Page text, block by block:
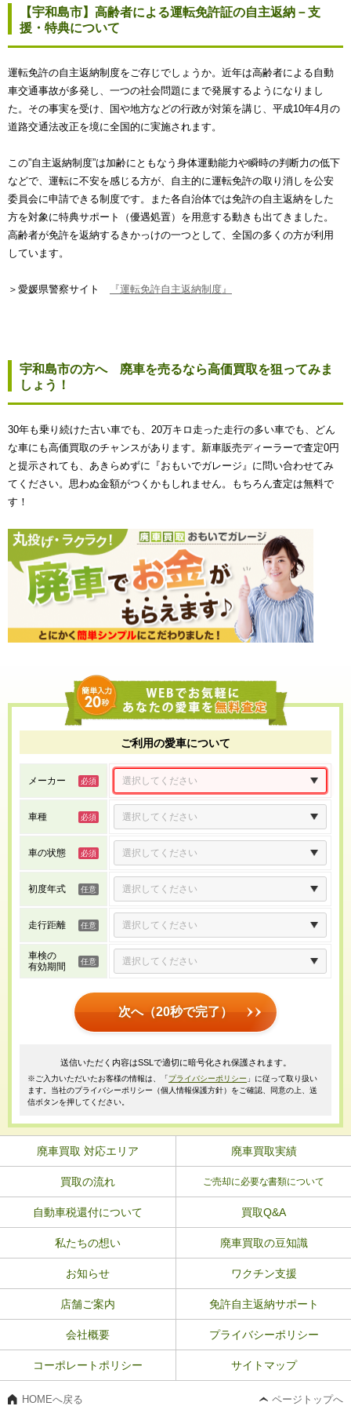
【宇和島市】高齢者による運転免許証の自主返納－支
援・特典について
運転免許の自主返納制度をご存じでしょうか。近年は高齢者による自動
車交通事故が多発し、一つの社会問題にまで発展するようになりまし
た。その事実を受け、国や地方などの行政が対策を講じ、平成10年4月の
道路交通法改正を境に全国的に実施されます。
この”自主返納制度”は加齢にともなう身体運動能力や瞬時の判断力の低下
などで、運転に不安を感じる方が、自主的に運転免許の取り消しを公安
委員会に申請できる制度です。また各自治体では免許の自主返納をした
方を対象に特典サポート（優遇処置）を用意する動きも出てきました。
高齢者が免許を返納するきかっけの一つとして、全国の多くの方が利用
しています。
＞愛媛県警察サイト 『運転免許自主返納制度』
宇和島市の方へ 廃車を売るなら高価買取を狙ってみま
しょう！
30年も乗り続けた古い車でも、20万キロ走った走行の多い車でも、どん
な車にも高価買取のチャンスがあります。新車販売ディーラーで査定0円
と提示されても、あきらめずに『おもいでガレージ』に問い合わせてみ
てください。思わぬ金額がつくかもしれません。もちろん査定は無料で
す！
ご利用の愛車について
メーカー
車種
車の状態
初度年式
走行距離
車検の
有効期間
次へ（20秒で完了）
送信いただく内容はSSLで適切に暗号化され保護されます。
※ご入力いただいたお客様の情報は、「プライバシーポリシー 」に従って取り扱い
ます。当社のプライバシーポリシー（個人情報保護方針）をご確認、同意の上、送
信ボタンを押してください。
廃車買取 対応エリア 廃車買取実績
買取の流れ ご売却に必要な書類について
自動車税還付について 買取Q&A
私たちの想い 廃車買取の豆知識
お知らせ ワクチン支援
店舗ご案内 免許自主返納サポート
会社概要 プライバシーポリシー
コーポレートポリシー サイトマップ
HOMEへ戻る ページトップへ